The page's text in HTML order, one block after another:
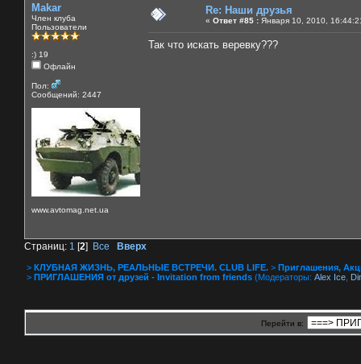
Makar
Член клуба
Пользователи
:) 19
Офлайн
Пол:
Сообщений: 2447
www.avtomag.net.ua
Re: Наши друзья
« Ответ #85 : Января 10, 2010,
Так что искать веревку???
Страниц: 1 [2] Все Вверх
> КЛУБНАЯ ЖИЗНЬ, РЕАЛЬНЫЕ ВСТРЕЧИ. CLUB LIFE. > Приглашения,
> ПРИГЛАШЕНИЯ от друзей - Invitation from friends (Модераторы: Alex Ice
Перейти в: